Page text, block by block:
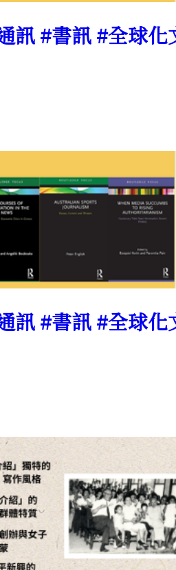
訊 #書訊 #全球
訊 #書訊 #全球